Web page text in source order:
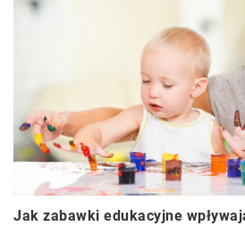
Jak zabawki edukacyjne